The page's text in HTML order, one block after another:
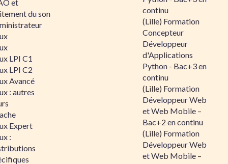
et
du son
LPI C1
LPI C2
Avancé
: autres
Expert
:
continu
(Lille) Formation
Concepteur
Développeur
d'Applications
Python - Bac+3 en
continu
(Lille) Formation
Développeur Web
et Web Mobile –
Bac+2 en continu
(Lille) Formation
Développeur Web
et Web Mobile –